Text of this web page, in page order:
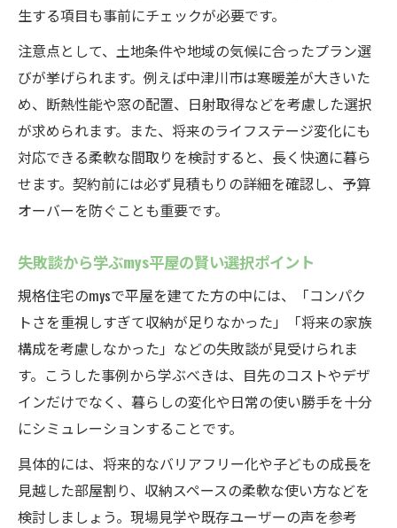
生する項目も事前にチェックが必要です。
注意点として、土地条件や地域の気候に合ったプラン選
びが挙げられます。例えば中津川市は寒暖差が大きいた
め、断熱性能や窓の配置、日射取得などを考慮した選択
が求められます。また、将来のライフステージ変化にも
対応できる柔軟な間取りを検討すると、長く快適に暮ら
せます。契約前には必ず見積もりの詳細を確認し、予算
オーバーを防ぐことも重要です。
失敗談から学ぶmys平屋の賢い選択ポイント
規格住宅のmysで平屋を建てた方の中には、「コンパク
トさを重視しすぎて収納が足りなかった」「将来の家族
構成を考慮しなかった」などの失敗談が見受けられま
す。こうした事例から学ぶべきは、目先のコストやデザ
インだけでなく、暮らしの変化や日常の使い勝手を十分
にシミュレーションすることです。
具体的には、将来的なバリアフリー化や子どもの成長を
見越した部屋割り、収納スペースの柔軟な使い方などを
検討しましょう。現場見学や既存ユーザーの声を参考